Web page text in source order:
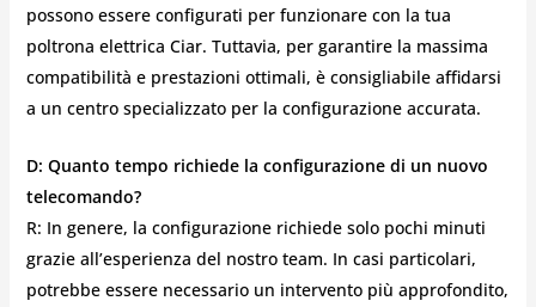
possono essere configurati per funzionare con la tua
poltrona elettrica Ciar. Tuttavia, per garantire la massima
compatibilità e prestazioni ottimali, è consigliabile affidarsi
a un centro specializzato per la configurazione accurata.
D: Quanto tempo richiede la configurazione di un nuovo
telecomando?
R: In genere, la configurazione richiede solo pochi minuti
grazie all’esperienza del nostro team. In casi particolari,
potrebbe essere necessario un intervento più approfondito,